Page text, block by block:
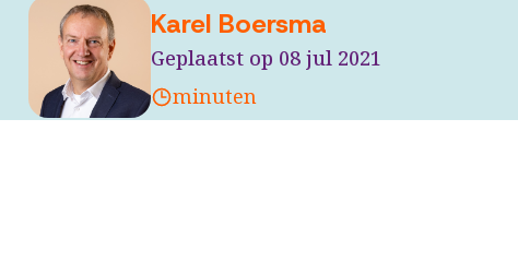
Karel Boersma
Geplaatst op 08 jul 2021
minuten